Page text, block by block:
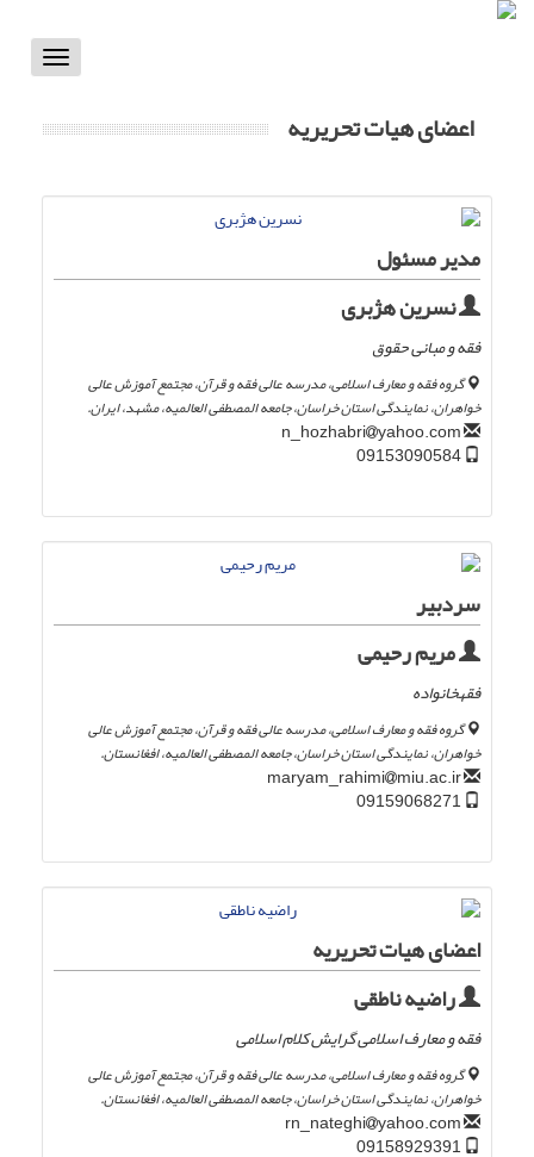
Toggle
اعضای هیات تحریریه
مدیر مسئول
نسرین هژبری
فقه و مبانی حقوق
گروه فقه و معارف اسلامی، مدرسه عالی فقه و قرآن، مجتمع آموزش عالی
خواهران، نمایندگی استان خراسان، جامعه المصطفی العالمیه، مشهد، ایران.
yahoo.com
سردبیر
مریم رحیمی
فقهخانواده
گروه فقه و معارف اسلامی، مدرسه عالی فقه و قرآن، مجتمع آموزش عالی
خواهران، نمایندگی استان خراسان، جامعه المصطفی العالمیه، افغانستان.
miu.ac.ir
اعضای هیات تحریریه
راضیه ناطقی
فقه و معارف اسلامی گرایش کلام اسلامی
گروه فقه و معارف اسلامی، مدرسه عالی فقه و قرآن، مجتمع آموزش عالی
خواهران، نمایندگی استان خراسان، جامعه المصطفی العالمیه، افغانستان.
yahoo.com